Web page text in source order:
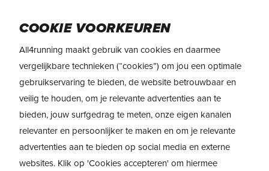
ALTRA VANISH
CARBON
door Stephan Schulze 28 April 2022
COOKIE VOORKEUREN
All4running maakt gebruik van cookies en daarmee
vergelijkbare technieken (“cookies”) om jou een optimale
gebruikservaring te bieden, de website betrouwbaar en
veilig te houden, om je relevante advertenties aan te
bieden, jouw surfgedrag te meten, onze eigen kanalen
relevanter en persoonlijker te maken en om je relevante
advertenties aan te bieden op social media en externe
websites. Klik op 'Cookies accepteren' om hiermee